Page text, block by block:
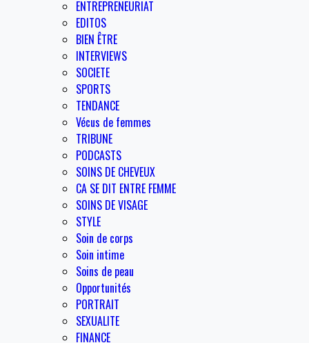
ENTREPRENEURIAT
EDITOS
BIEN ÊTRE
INTERVIEWS
SOCIETE
SPORTS
TENDANCE
Vécus de femmes
TRIBUNE
PODCASTS
SOINS DE CHEVEUX
CA SE DIT ENTRE FEMME
SOINS DE VISAGE
STYLE
Soin de corps
Soin intime
Soins de peau
Opportunités
PORTRAIT
SEXUALITE
FINANCE